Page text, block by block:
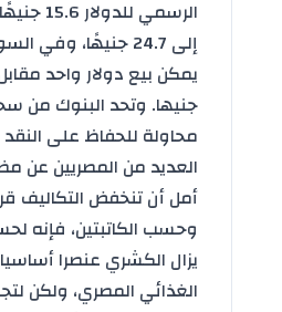
الرسمي
إلى 24.7 جنيهًا،
جنيها. وتحد البنوك من
محاولة للحفاظ على
العديد من المصريين عن
أمل أن تنخفض التكاليف
وحسب الكاتبتين، فإنه
يزال الكشري عنصرا
الغذائي المصري، ولكن